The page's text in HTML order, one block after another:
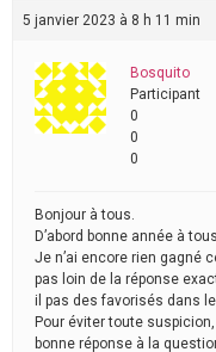
5 janvier 2023 à 8 h 11 min
Bosquito
Participant
0
0
0
Bonjour à tous.
D’abord bonne année à
Je n’ai encore rien gagné
pas loin de la réponse
il pas des favorisés dans
Pour éviter toute
bonne réponse à la